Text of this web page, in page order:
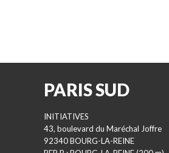
PARIS SUD
INITIATIVES
43, boulevard du Maréchal Joffre
92340 BOURG-LA-REINE